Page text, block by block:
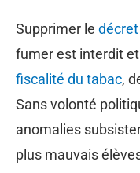
Supprimer le
fumer est interdit et
fiscalité du tabac,
Sans volonté
anomalies
plus mauvais